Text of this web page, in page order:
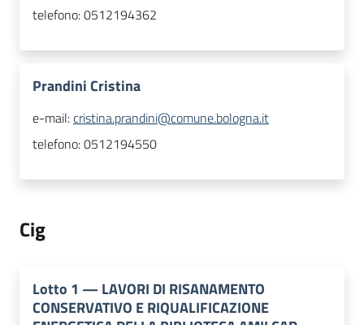
telefono:0512194362
Prandini Cristina
e-mail:cristina.prandini@comune.bologna.it
telefono:0512194550
Cig
Lotto 1 — LAVORI DI RISANAMENTO
CONSERVATIVO E RIQUALIFICAZIONE